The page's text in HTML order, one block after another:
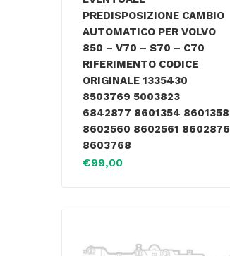
PREDISPOSIZIONE CAMBIO
AUTOMATICO PER VOLVO
850 – V70 – S70 – C70
RIFERIMENTO CODICE
ORIGINALE 1335430
8503769 5003823
6842877 8601354 8601358
8602560 8602561 8602876
8603768
€99,00